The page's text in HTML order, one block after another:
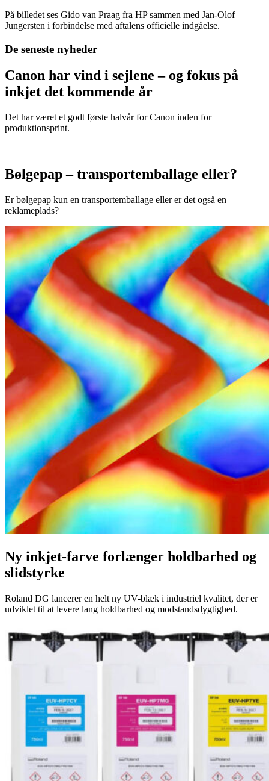
På billedet ses Gido van Praag fra HP sammen med Jan-Olof
Jungersten i forbindelse med aftalens officielle indgåelse.
De seneste nyheder
Canon har vind i sejlene – og fokus på
inkjet det kommende år
Det har været et godt første halvår for Canon inden for
produktionsprint.
Bølgepap – transportemballage eller?
Er bølgepap kun en transportemballage eller er det også en
reklameplads?
Ny inkjet-farve forlænger holdbarhed og
slidstyrke
Roland DG lancerer en helt ny UV-blæk i industriel kvalitet, der er
udviklet til at levere lang holdbarhed og modstandsdygtighed.